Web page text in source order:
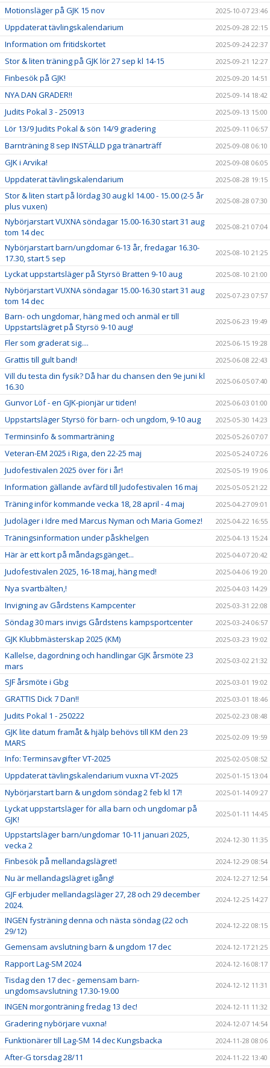
Motionsläger på GJK 15 nov 2025-10-07 23:46
Uppdaterat tävlingskalendarium 2025-09-28 22:15
Information om fritidskortet 2025-09-24 22:37
Stor & liten träning på GJK lör 27 sep kl 14-15 2025-09-21 12:27
Finbesök på GJK! 2025-09-20 14:51
NYA DAN GRADER!! 2025-09-14 18:42
Judits Pokal 3 - 250913 2025-09-13 15:00
Lör 13/9 Judits Pokal & sön 14/9 gradering 2025-09-11 06:57
Barnträning 8 sep INSTÄLLD pga tränarträff 2025-09-08 06:10
GJK i Arvika! 2025-09-08 06:05
Uppdaterat tävlingskalendarium 2025-08-28 19:15
Stor & liten start på lördag 30 aug kl 14.00 - 15.00 (2-5 år
plus vuxen)
2025-08-28 07:30
Nybörjarstart VUXNA söndagar 15.00-16.30 start 31 aug
tom 14 dec
2025-08-21 07:04
Nybörjarstart barn/ungdomar 6-13 år, fredagar 16.30-
17.30, start 5 sep
2025-08-10 21:25
Lyckat uppstartsläger på Styrsö Bratten 9-10 aug 2025-08-10 21:00
Nybörjarstart VUXNA söndagar 15.00-16.30 start 31 aug
tom 14 dec
2025-07-23 07:57
Barn- och ungdomar, häng med och anmäl er till
Uppstartslägret på Styrsö 9-10 aug!
2025-06-23 19:49
Fler som graderat sig.... 2025-06-15 19:28
Grattis till gult band! 2025-06-08 22:43
Vill du testa din fysik? Då har du chansen den 9e juni kl
16.30
2025-06-05 07:40
Gunvor Löf - en GJK-pionjär ur tiden! 2025-06-03 01:00
Uppstartsläger Styrsö för barn- och ungdom, 9-10 aug 2025-05-30 14:23
Terminsinfo & sommarträning 2025-05-26 07:07
Veteran-EM 2025 i Riga, den 22-25 maj 2025-05-24 07:26
Judofestivalen 2025 över för i år! 2025-05-19 19:06
Information gällande avfärd till Judofestivalen 16 maj 2025-05-05 21:22
Träning inför kommande vecka 18, 28 april - 4 maj 2025-04-27 09:01
Judoläger i Idre med Marcus Nyman och Maria Gomez! 2025-04-22 16:55
Träningsinformation under påskhelgen 2025-04-13 15:24
Här är ett kort på måndagsgänget... 2025-04-07 20:42
Judofestivalen 2025, 16-18 maj, häng med! 2025-04-06 19:20
Nya svartbälten,! 2025-04-03 14:29
Invigning av Gårdstens Kampcenter 2025-03-31 22:08
Söndag 30 mars invigs Gårdstens kampsportcenter 2025-03-24 06:57
GJK Klubbmästerskap 2025 (KM) 2025-03-23 19:02
Kallelse, dagordning och handlingar GJK årsmöte 23
mars
2025-03-02 21:32
SJF årsmöte i Gbg 2025-03-01 19:02
GRATTIS Dick 7 Dan!! 2025-03-01 18:46
Judits Pokal 1 - 250222 2025-02-23 08:48
GJK lite datum framåt & hjälp behövs till KM den 23
MARS
2025-02-09 19:59
Info: Terminsavgifter VT-2025 2025-02-05 08:52
Uppdaterat tävlingskalendarium vuxna VT-2025 2025-01-15 13:04
Nybörjarstart barn & ungdom söndag 2 feb kl 17! 2025-01-14 09:27
Lyckat uppstartsläger för alla barn och ungdomar på
GJK!
2025-01-11 14:45
Uppstartsläger barn/ungdomar 10-11 januari 2025,
vecka 2
2024-12-30 11:35
Finbesök på mellandagslägret! 2024-12-29 08:54
Nu är mellandagslägret igång! 2024-12-27 12:54
GJF erbjuder mellandagsläger 27, 28 och 29 december
2024.
2024-12-25 14:27
INGEN fysträning denna och nästa söndag (22 och
29/12)
2024-12-22 08:15
Gemensam avslutning barn & ungdom 17 dec 2024-12-17 21:25
Rapport Lag-SM 2024 2024-12-16 08:17
Tisdag den 17 dec - gemensam barn-
ungdomsavslutning 17.30-19.00
2024-12-12 11:31
INGEN morgonträning fredag 13 dec! 2024-12-11 11:32
Gradering nybörjare vuxna! 2024-12-07 14:54
Funktionärer till Lag-SM 14 dec Kungsbacka 2024-11-28 08:06
After-G torsdag 28/11 2024-11-22 13:40